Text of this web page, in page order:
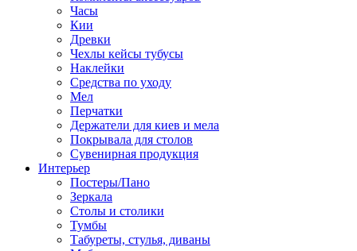
Часы
Кии
Древки
Чехлы кейсы тубусы
Наклейки
Средства по уходу
Мел
Перчатки
Держатели для киев и мела
Покрывала для столов
Сувенирная продукция
Интерьер
Постеры/Пано
Зеркала
Столы и столики
Тумбы
Табуреты, стулья, диваны